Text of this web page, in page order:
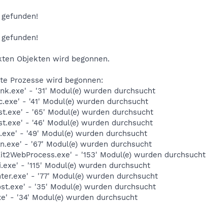
Objekten wird begonnen.
Prozesse wird begonnen:
- '31' Modul(e) wurden durchsucht
- '41' Modul(e) wurden durchsucht
- '65' Modul(e) wurden durchsucht
- '46' Modul(e) wurden durchsucht
- '49' Modul(e) wurden durchsucht
- '67' Modul(e) wurden durchsucht
- '153' Modul(e) wurden durchsucht
- '115' Modul(e) wurden durchsucht
- '77' Modul(e) wurden durchsucht
- '35' Modul(e) wurden durchsucht
- '34' Modul(e) wurden durchsucht